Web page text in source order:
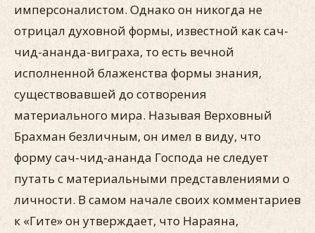
имперсоналистом. Однако он никогда не
отрицал духовной формы, известной как сач-
чид-ананда-виграха, то есть вечной
исполненной блаженства формы знания,
существовавшей до сотворения
материального мира. Называя Верховный
Брахман безличным, он имел в виду, что
форму сач-чид-ананда Господа не следует
путать с материальными представлениями о
личности. В самом начале своих комментариев
к «Гите» он утверждает, что Нараяна,